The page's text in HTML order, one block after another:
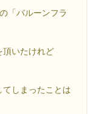
「バルーンフラ
頂いたけれど
しまったことは